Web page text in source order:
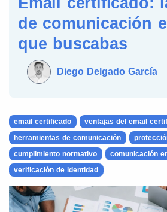
de comunicación
que buscabas
Diego Delgado García
email certificado
ventajas del email
herramientas de comunicación
cumplimiento normativo
comunicación
verificación de identidad